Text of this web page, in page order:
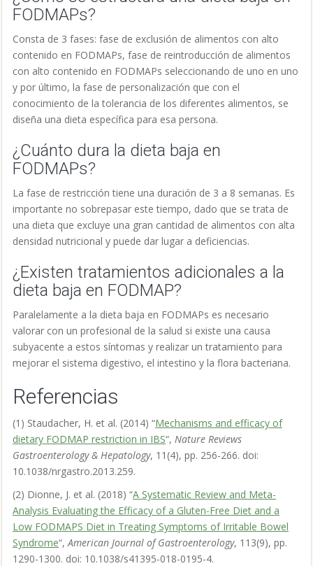
FODMAPs?
Consta de 3 fases: fase de exclusión de alimentos con alto
contenido en FODMAPs, fase de reintroducción de alimentos
con alto contenido en FODMAPs seleccionando de uno en uno
y por último, la fase de personalización que con el
conocimiento de la tolerancia de los diferentes alimentos, se
diseña una dieta específica para esa persona.
¿Cuánto dura la dieta baja en
FODMAPs?
La fase de restricción tiene una duración de 3 a 8 semanas. Es
importante no sobrepasar este tiempo, dado que se trata de
una dieta que excluye una gran cantidad de alimentos con alta
densidad nutricional y puede dar lugar a deficiencias.
¿Existen tratamientos adicionales a la
dieta baja en FODMAP?
Paralelamente a la dieta baja en FODMAPs es necesario
valorar con un profesional de la salud si existe una causa
subyacente a estos síntomas y realizar un tratamiento para
mejorar el sistema digestivo, el intestino y la flora bacteriana.
Referencias
(1) Staudacher, H. et al. (2014) “Mechanisms and efficacy of
dietary FODMAP restriction in IBS“, Nature Reviews
Gastroenterology & Hepatology, 11(4), pp. 256-266. doi:
10.1038/nrgastro.2013.259.
(2) Dionne, J. et al. (2018) “A Systematic Review and Meta-
Analysis Evaluating the Efficacy of a Gluten-Free Diet and a
Low FODMAPS Diet in Treating Symptoms of Irritable Bowel
Syndrome“, American Journal of Gastroenterology, 113(9), pp.
1290-1300. doi: 10.1038/s41395-018-0195-4.